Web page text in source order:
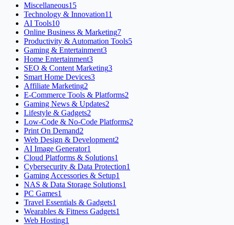
Miscellaneous15
Technology & Innovation11
AI Tools10
Online Business & Marketing7
Productivity & Automation Tools5
Gaming & Entertainment3
Home Entertainment3
SEO & Content Marketing3
Smart Home Devices3
Affiliate Marketing2
E-Commerce Tools & Platforms2
Gaming News & Updates2
Lifestyle & Gadgets2
Low-Code & No-Code Platforms2
Print On Demand2
Web Design & Development2
AI Image Generator1
Cloud Platforms & Solutions1
Cybersecurity & Data Protection1
Gaming Accessories & Setup1
NAS & Data Storage Solutions1
PC Games1
Travel Essentials & Gadgets1
Wearables & Fitness Gadgets1
Web Hosting1